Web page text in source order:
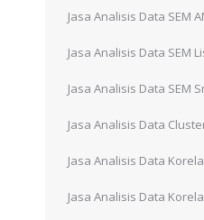
Jasa Analisis Data SEM
Jasa Analisis Data SEM
Jasa Analisis Data SEM
Jasa Analisis Data
Jasa Analisis Data
Jasa Analisis Data